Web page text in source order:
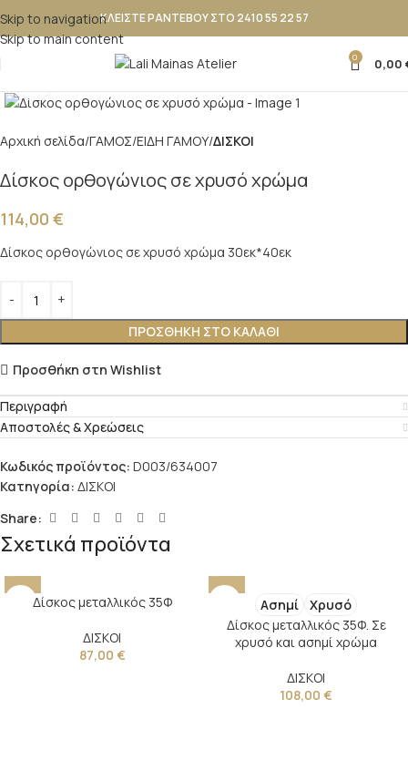
Skip to navigation
Skip to main content
ΚΛΕΙΣΤΕ ΡΑΝΤΕΒΟΥ ΣΤΟ 2410 55 22 57
0 0,00
Αρχική σελίδα ΓΑΜΟΣ ΕΙΔΗ ΓΑΜΟΥ ΔΙΣΚΟΙ
Δίσκος ορθογώνιος σε χρυσό χρώμα
114,00 €
Δίσκος ορθογώνιος σε χρυσό χρώμα 30εκ*40εκ
ΠΡΟΣΘΉΚΗ ΣΤΟ ΚΑΛΆΘΙ
Προσθήκη στη Wishlist
Περιγραφή
Αποστολές & Χρεώσεις
Κωδικός προϊόντος: D003/634007
Κατηγορία: ΔΙΣΚΟΙ
Share:
Σχετικά προϊόντα
Δίσκος μεταλλικός 35Φ
ΔΙΣΚΟΙ
87,00 €
Ασημί
Χρυσό
Δίσκος μεταλλικός 35Φ. Σε
χρυσό και ασημί χρώμα
ΔΙΣΚΟΙ
108,00 €